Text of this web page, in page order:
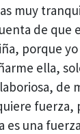
muy
de que
porque
ella,
de
fuerza,
es una